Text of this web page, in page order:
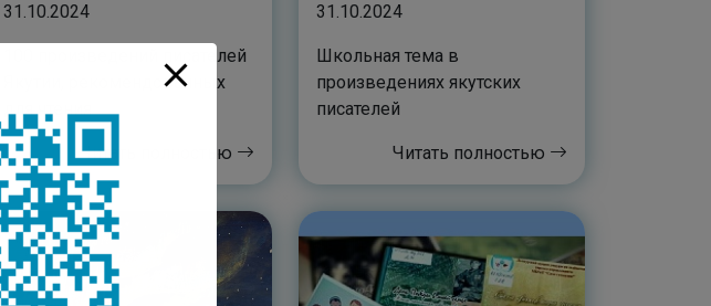
31.10.2024
100 произведений писателей
Якутии, рекомендованных
для чтения
Читать полностью
31.10.2024
Школьная тема в
произведениях якутских
писателей
Читать полностью